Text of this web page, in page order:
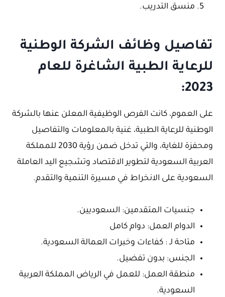
منسق التدريب.
تفاصيل وظائف الشركة الوطنية
للرعاية الطبية الشاغرة للعام
2023:
على العموم، كانت الفرص الوظيفية المعلن عنها بالشركة
الوطنية للرعاية الطبية، غنية بالمعلومات والتفاصيل
ومحفزة للغاية، والتي تدخل ضمن رؤية 2030 للمملكة
العربية السعودية لتطوير الاقتصاد وتشجيع اليد العاملة
السعودية على الانخراط في مسيرة التنمية والتقدم.
جنسيات المتقدمين: السعوديين.
الدوام العمل: دوام كامل
متاحة لـ : كفاءات وخبرات العمالة السعودية.
الجنس: بدون تفضيل.
منطقة العمل: للعمل في الرياض المملكة العربية
السعودية.